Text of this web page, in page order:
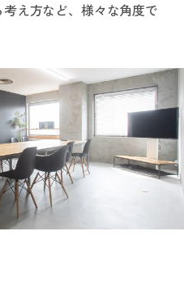
え方など、様々な角度で